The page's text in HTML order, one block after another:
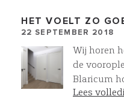
HET VOELT ZO
22 SEPTEMBER 2018
Wij horen
de
Blaricum
Lees